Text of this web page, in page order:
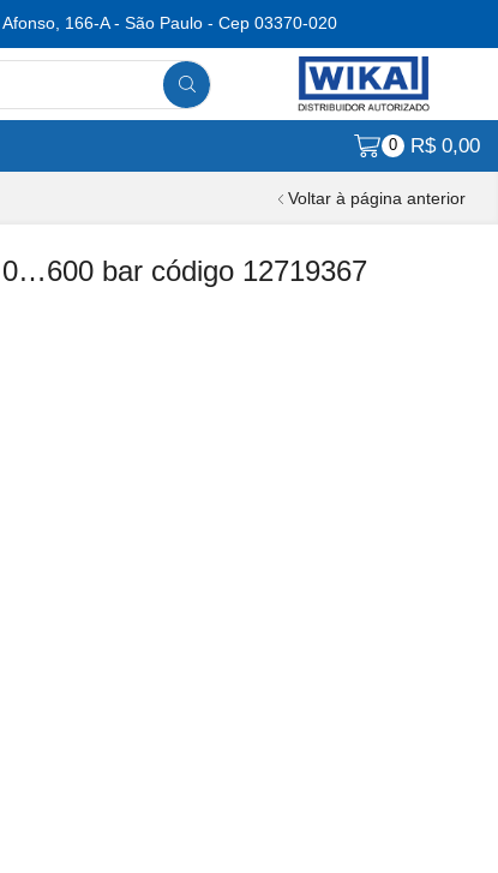
166-A - São Paulo - Cep 03370-020
0 R$0,00
Voltar à página anterior
bar código 12719367